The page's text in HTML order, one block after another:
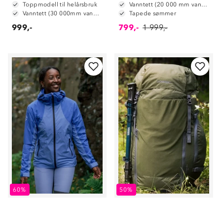
Toppmodell til helårsbruk
Vanntett (30 000mm vannsøyle)
999,-
Vanntett (20 000 mm vannsøyle)
Tapede sømmer
799,- 1 999,-
60% 50%